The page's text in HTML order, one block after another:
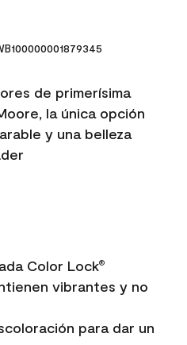
de primerísima
la única opción
y una belleza
Color Lock®
vibrantes y no
para dar un